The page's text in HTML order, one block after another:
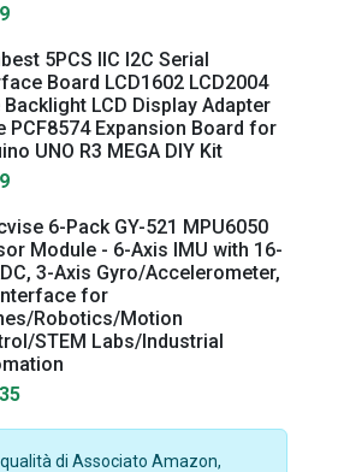
5PCS IIC I2C Serial
Board LCD1602 LCD2004
Backlight LCD Display Adapter
PCF8574 Expansion Board for
UNO R3 MEGA DIY Kit
6-Pack GY-521 MPU6050
Module - 6-Axis IMU with 16-
3-Axis Gyro/Accelerometer,
for
Robotics/Motion
STEM Labs/Industrial
qualità di Associato Amazon,